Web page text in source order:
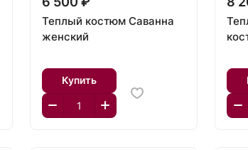
Теплый костюм Саванна
женский
Купить